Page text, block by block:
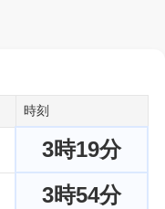
時刻
3時19分
3時54分